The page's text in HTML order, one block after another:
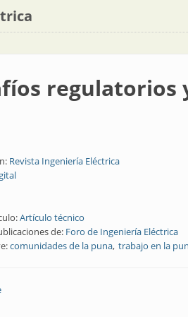
regulatorios
Revista Ingeniería Eléctrica
Artículo técnico
de: Foro de Ingeniería Eléctrica
comunidades de la puna trabajo en la
about Desafíos regulatorios y de recursos